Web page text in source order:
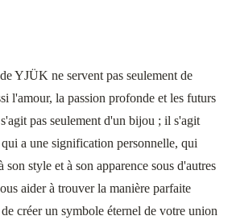
YJÜK ne servent pas seulement de
l'amour, la passion profonde et les futurs
pas seulement d'un bijou ; il s'agit
a une signification personnelle, qui
son style et à son apparence sous d'autres
aider à trouver la manière parfaite
créer un symbole éternel de votre union